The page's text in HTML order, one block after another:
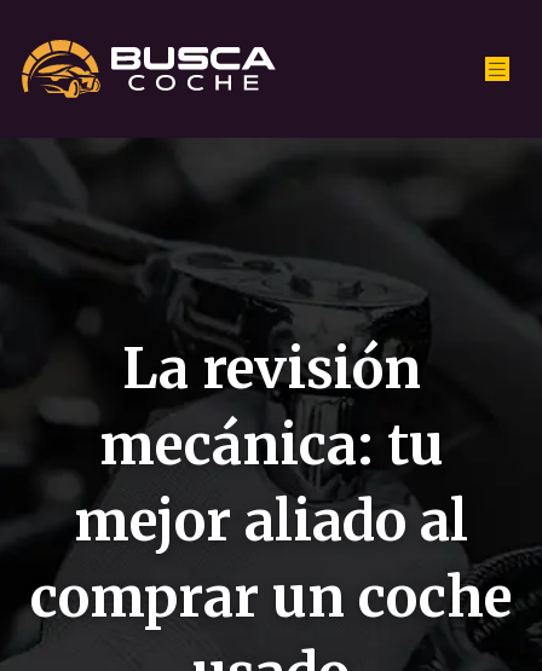
La revisión
mecánica: tu
mejor aliado al
comprar un coche